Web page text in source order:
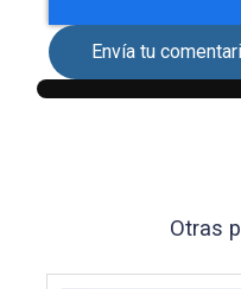
Envía tu
Otras